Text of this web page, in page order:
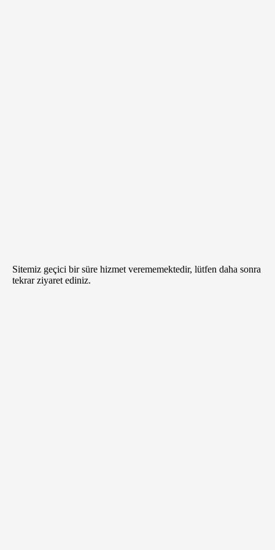
Sitemiz geçici bir süre hizmet verememektedir, lütfen daha sonra
tekrar ziyaret ediniz.